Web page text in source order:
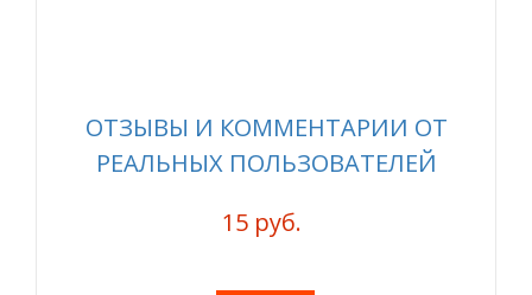
ОТЗЫВЫ И КОММЕНТАРИИ ОТ
РЕАЛЬНЫХ ПОЛЬЗОВАТЕЛЕЙ
15 руб.